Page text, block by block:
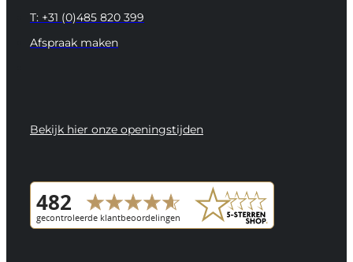
T: +31 (0)485 820 399
Afspraak maken
Bekijk hier onze openingstijden